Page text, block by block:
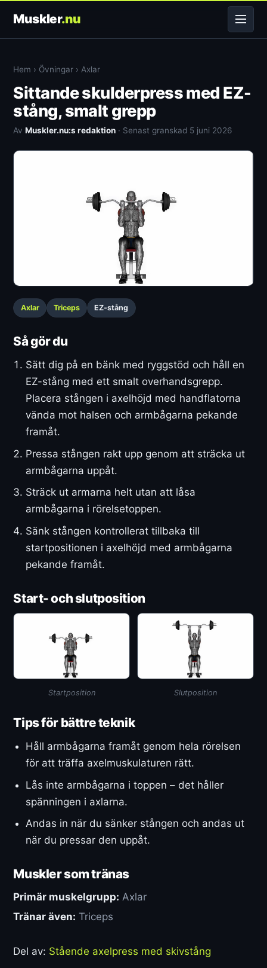
Muskler.nu
Hem › Övningar › Axlar
Sittande skulderpress med EZ-
stång, smalt grepp
AvMuskler.nu:s redaktion · Senast granskad 5 juni 2026
Axlar Triceps EZ-stång
Så gör du
Sätt dig på en bänk med ryggstöd och håll en
EZ-stång med ett smalt overhandsgrepp.
Placera stången i axelhöjd med handflatorna
vända mot halsen och armbågarna pekande
framåt.
Pressa stången rakt upp genom att sträcka ut
armbågarna uppåt.
Sträck ut armarna helt utan att låsa
armbågarna i rörelsetoppen.
Sänk stången kontrollerat tillbaka till
startpositionen i axelhöjd med armbågarna
pekande framåt.
Start- och slutposition
Startposition Slutposition
Tips för bättre teknik
Håll armbågarna framåt genom hela rörelsen
för att träffa axelmuskulaturen rätt.
Lås inte armbågarna i toppen – det håller
spänningen i axlarna.
Andas in när du sänker stången och andas ut
när du pressar den uppåt.
Muskler som tränas
Primär muskelgrupp: Axlar
Tränar även: Triceps
Del av: Stående axelpress med skivstång